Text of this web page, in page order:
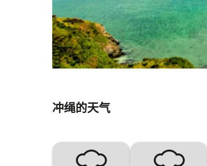
冲绳的天气